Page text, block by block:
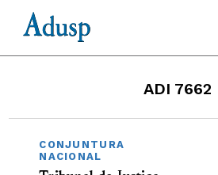
ADI 7662
CONJUNTURA
NACIONAL